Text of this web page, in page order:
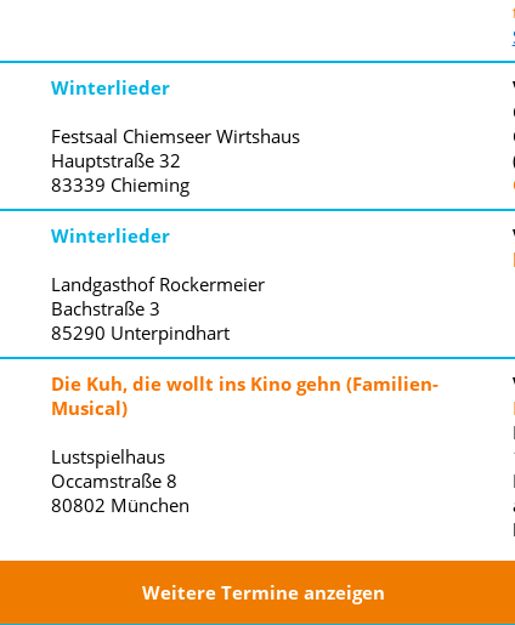
Winterlieder
Festsaal Chiemseer Wirtshaus
Hauptstraße 32
83339 Chieming
Winterlieder
Landgasthof Rockermeier
Bachstraße 3
85290 Unterpindhart
Die Kuh, die wollt ins Kino gehn (Familien-
Musical)
Lustspielhaus
Occamstraße 8
80802 München
Weitere Termine anzeigen